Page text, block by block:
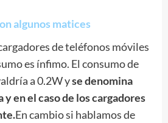
algunos matices
de teléfonos móviles
es ínfimo. El consumo de
a 0.2W yse denomina
y en el caso de los cargadores
En cambio si hablamos de